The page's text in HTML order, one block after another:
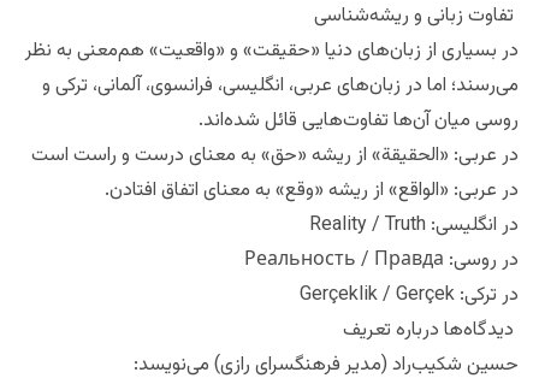
تفاوت زبانی و ریشه‌شناسی
در بسیاری از زبان‌های دنیا «حقیقت» و «واقعیت» هم‌معنی به نظر
می‌رسند؛ اما در زبان‌های عربی، انگلیسی، فرانسوی، آلمانی، ترکی و
روسی میان آن‌ها تفاوت‌هایی قائل شده‌اند.
در عربی: «الحقیقة» از ریشه «حق» به معنای درست و راست است
در عربی: «الواقع» از ریشه «وقع» به معنای اتفاق افتادن.
در انگلیسی: Reality / Truth
در روسی: Реальность / Правда
در ترکی: Gerçeklik / Gerçek
دیدگاه‌ها درباره تعریف
حسین شکیب‌راد (مدیر فرهنگسرای رازی) می‌نویسد: